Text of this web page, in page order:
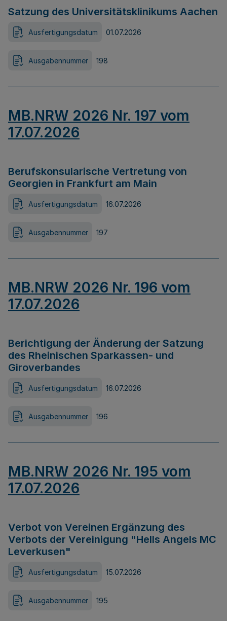
Satzung des Universitätsklinikums Aachen
Ausfertigungsdatum 01.07.2026
Ausgabennummer 198
MB.NRW 2026 Nr. 197 vom
17.07.2026
Berufskonsularische Vertretung von
Georgien in Frankfurt am Main
Ausfertigungsdatum 16.07.2026
Ausgabennummer 197
MB.NRW 2026 Nr. 196 vom
17.07.2026
Berichtigung der Änderung der Satzung
des Rheinischen Sparkassen- und
Giroverbandes
Ausfertigungsdatum 16.07.2026
Ausgabennummer 196
MB.NRW 2026 Nr. 195 vom
17.07.2026
Verbot von Vereinen Ergänzung des
Verbots der Vereinigung "Hells Angels MC
Leverkusen"
Ausfertigungsdatum 15.07.2026
Ausgabennummer 195